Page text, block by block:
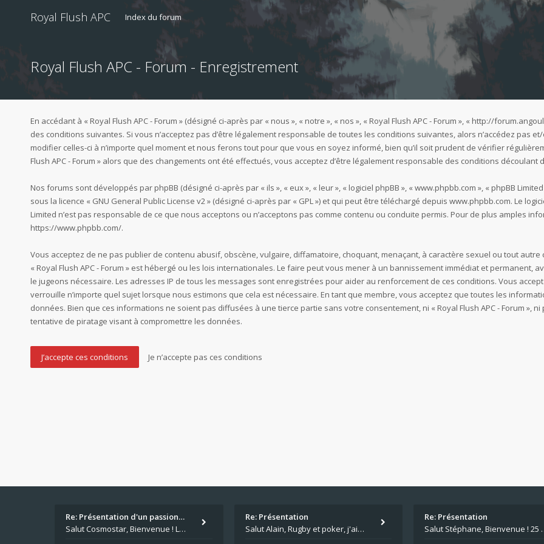
Royal Flush APC Index du forum
Royal Flush APC - Forum - Enregistrement
En accédant à « Royal Flush APC - Forum » (désigné ci-après par « nous », « notre », « nos », « Royal Flush APC - Forum », « http://
des conditions suivantes. Si vous n’acceptez pas d’être légalement responsable de toutes les conditions suivantes, alors n’accédez pas et/
modifier celles-ci à n’importe quel moment et nous ferons tout pour que vous en soyez informé, bien qu’il soit prudent de vérifier
Flush APC - Forum » alors que des changements ont été effectués, vous acceptez d’être légalement responsable des conditions
Nos forums sont développés par phpBB (désigné ci-après par « ils », « eux », « leur », « logiciel phpBB », « www.phpbb.com », « phpBB
sous la licence « GNU General Public License v2» (désigné ci-après par « GPL ») et qui peut être téléchargé depuis www.phpbb.com. Le
Limited n’est pas responsable de ce que nous acceptons ou n’acceptons pas comme contenu ou conduite permis. Pour de plus amples
https://www.phpbb.com/.
Vous acceptez de ne pas publier de contenu abusif, obscène, vulgaire, diffamatoire, choquant, menaçant, à caractère sexuel ou tout
« Royal Flush APC - Forum » est hébergé ou les lois internationales. Le faire peut vous mener à un bannissement immédiat et permanent,
le jugeons nécessaire. Les adresses IP de tous les messages sont enregistrées pour aider au renforcement de ces conditions. Vous
verrouille n’importe quel sujet lorsque nous estimons que cela est nécessaire. En tant que membre, vous acceptez que toutes les
données. Bien que ces informations ne soient pas diffusées à une tierce partie sans votre consentement, ni « Royal Flush APC - Forum »,
tentative de piratage visant à compromettre les données.
Re: Présentation d'un passion…
Salut Cosmostar, Bienvenue ! Les paris sportifs en plus du poker, c'est ce que je fais aussi. Surtout la NBA, je mise su
Re: Présentation
Salut Alain, Rugby et poker, j'aime bien le mélange. Tu suis le rugby du coin ? Moi j'essaie d'aller voir des matchs de
Re: Présentation
Salut Stéphane, Bienvenue !